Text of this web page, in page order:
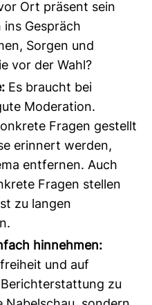
Ort präsent sein
Gespräch
Sorgen und
vor der Wahl?
Es braucht bei
Moderation.
Fragen gestellt
erinnert werden,
entfernen. Auch
Fragen stellen
zu langen
hinnehmen:
und auf
zu